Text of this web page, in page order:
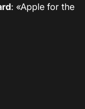
: «Apple for the